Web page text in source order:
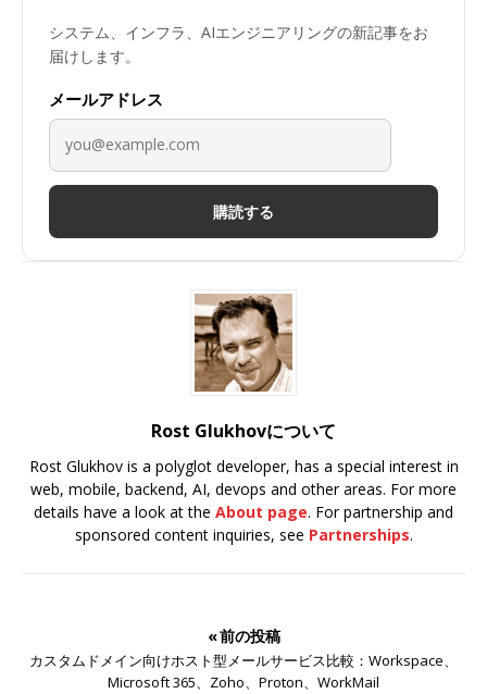
システム、インフラ、AIエンジニアリングの新記事をお
届けします。
メールアドレス
購読する
Rost Glukhovについて
Rost Glukhov is a polyglot developer, has a special interest in
web, mobile, backend, AI, devops and other areas. For more
details have a look at the About page. For partnership and
sponsored content inquiries, see Partnerships.
« 前の投稿
カスタムドメイン向けホスト型メールサービス比較：Workspace、
Microsoft 365、Zoho、Proton、WorkMail